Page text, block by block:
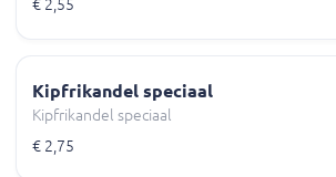
€ 2,55
Kipfrikandel speciaal
Kipfrikandel speciaal
€ 2,75